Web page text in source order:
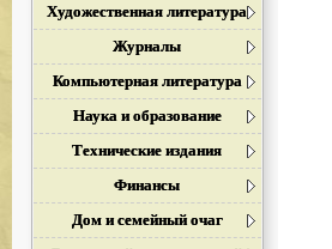
Художественная литература
Журналы
Компьютерная литература
Наука и образование
Технические издания
Финансы
Дом и семейный очаг